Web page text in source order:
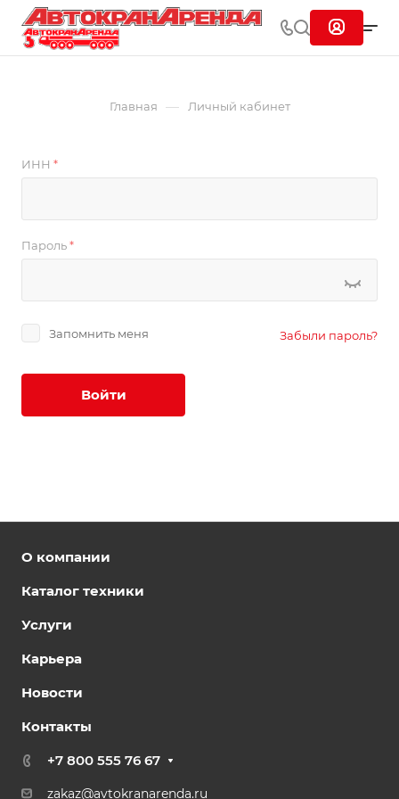
Главная — Личный кабинет
ИНН *
Пароль*
Запомнить меня Забыли пароль?
Войти
О компании
Каталог техники
Услуги
Карьера
Новости
Контакты
+7 800 555 76 67
zakaz@avtokranarenda.ru